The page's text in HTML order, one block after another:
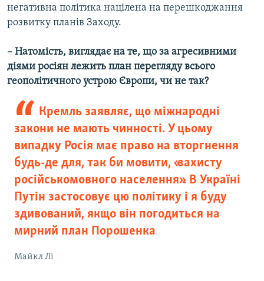
негативна політика націлена на перешкоджання
розвитку планів Заходу.
– Натомість, виглядає на те, що за агресивними
діями росіян лежить план перегляду всього
геополітичного устрою Європи, чи не так?
Кремль заявляє, що міжнародні
закони не мають чинності. У цьому
випадку Росія має право на вторгнення
будь-де для, так би мовити, «захисту
російськомовного населення». В Україні
Путін застосовує цю політику і я буду
здивований, якщо він погодиться на
мирний план Порошенка
Майкл Лі